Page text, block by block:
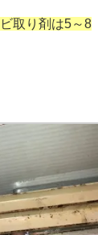
取り剤は5～8